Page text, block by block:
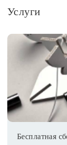
Услуги
Бесплатная